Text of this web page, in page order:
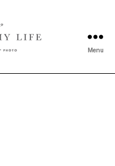
Menu